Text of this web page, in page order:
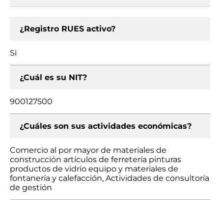
¿Registro RUES activo?
Si
¿Cuál es su NIT?
900127500
¿Cuáles son sus actividades económicas?
Comercio al por mayor de materiales de
construcción artículos de ferretería pinturas
productos de vidrio equipo y materiales de
fontanería y calefacción, Actividades de consultoría
de gestión